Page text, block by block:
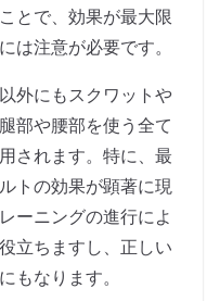
とで、効果が最大限
は注意が必要です。
外にもスクワットや
部や腰部を使う全て
されます。特に、最
トの効果が顕著に現
ーニングの進行によ
立ちますし、正しい
もなります。